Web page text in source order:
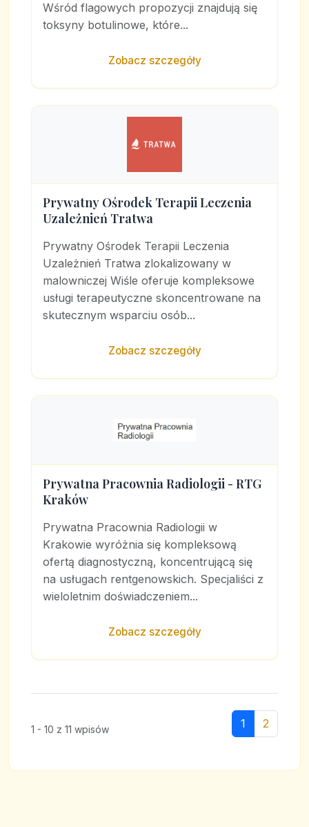
Wśród flagowych propozycji znajdują się
toksyny botulinowe, które...
Zobacz szczegóły
Prywatny Ośrodek Terapii Leczenia
Uzależnień Tratwa
Prywatny Ośrodek Terapii Leczenia
Uzależnień Tratwa zlokalizowany w
malowniczej Wiśle oferuje kompleksowe
usługi terapeutyczne skoncentrowane na
skutecznym wsparciu osób...
Zobacz szczegóły
Prywatna Pracownia Radiologii - RTG
Kraków
Prywatna Pracownia Radiologii w
Krakowie wyróżnia się kompleksową
ofertą diagnostyczną, koncentrującą się
na usługach rentgenowskich. Specjaliści z
wieloletnim doświadczeniem...
Zobacz szczegóły
1 - 10 z 11 wpisów 1 2